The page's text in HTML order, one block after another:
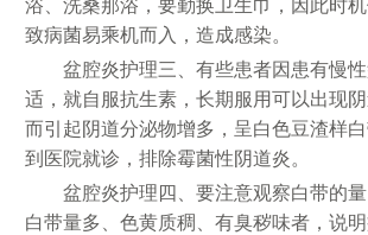
浴、洗桑那浴，要勤换卫生巾，因此时机
致病菌易乘机而入，造成感染。
盆腔炎护理三、有些患者因患有慢
适，就自服抗生素，长期服用可以出现阴
而引起阴道分泌物增多，呈白色豆渣样
到医院就诊，排除霉菌性阴道炎。
盆腔炎护理四、要注意观察白带的量
白带量多、色黄质稠、有臭秽味者，说